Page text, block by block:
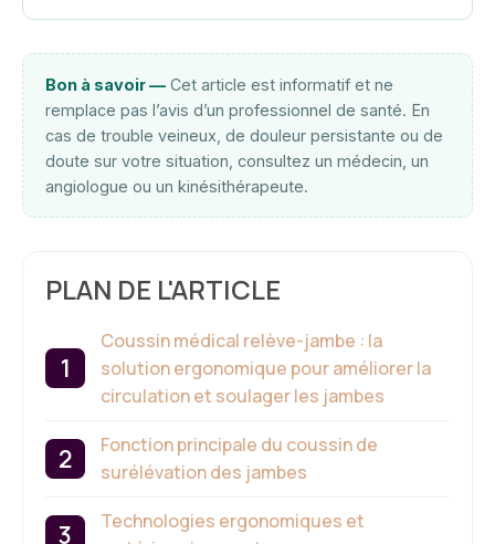
Bon à savoir — Cet article est informatif et ne
remplace pas l’avis d’un professionnel de santé. En
cas de trouble veineux, de douleur persistante ou de
doute sur votre situation, consultez un médecin, un
angiologue ou un kinésithérapeute.
PLAN DE L'ARTICLE
Coussin médical relève-jambe : la
solution ergonomique pour améliorer la
circulation et soulager les jambes
Fonction principale du coussin de
surélévation des jambes
Technologies ergonomiques et